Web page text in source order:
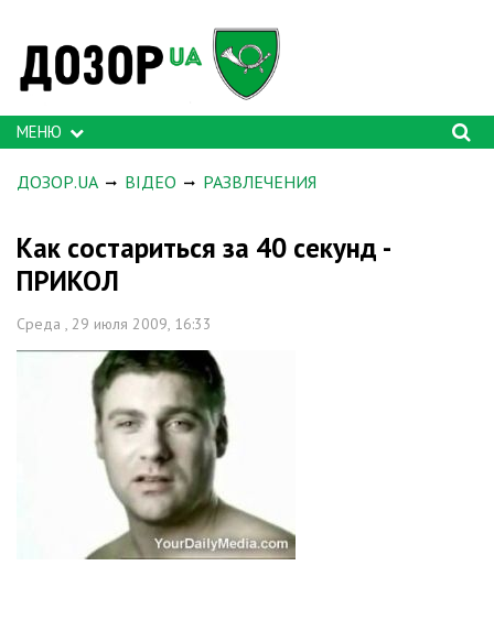
МЕНЮ
ДОЗОР.UA ВІДЕО РАЗВЛЕЧЕНИЯ
Как состариться за 40 секунд -
ПРИКОЛ
Среда , 29 июля 2009, 16:33